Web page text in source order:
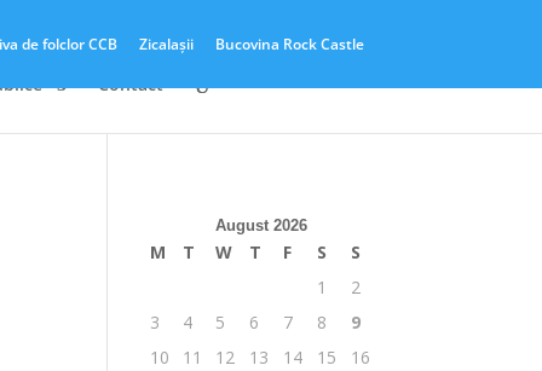
de folclor CCB Zicalașii
Bucovina Rock Castle
Contact
August 2026
M T W T F S
S
1
2
3
4 5 6 7 8
9
10
11 12 13 14 15
16